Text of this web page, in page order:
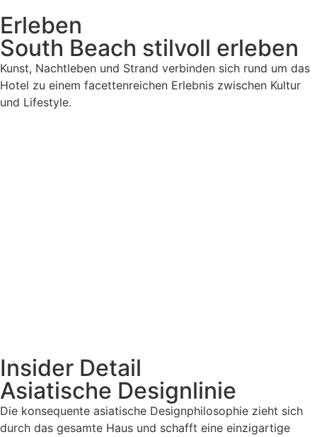
Erleben
South Beach stilvoll erleben
Kunst, Nachtleben und Strand verbinden sich rund um das
Hotel zu einem facettenreichen Erlebnis zwischen Kultur
und Lifestyle.
Insider Detail
Asiatische Designlinie
Die konsequente asiatische Designphilosophie zieht sich
durch das gesamte Haus und schafft eine einzigartige